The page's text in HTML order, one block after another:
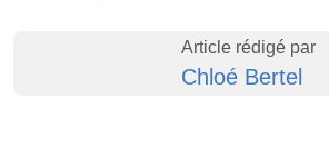
Article rédigé par
Chloé Bertel